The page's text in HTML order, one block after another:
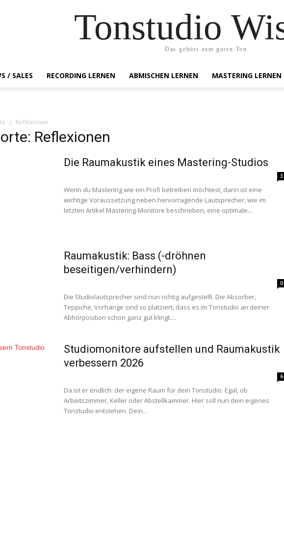
Tonstudio
Das gehört zum guten Ton
/ SALES RECORDING LERNEN ABMISCHEN LERNEN MASTERING LERNEN
Reflexionen
Reflexionen
Die Raumakustik eines Mastering-Studios
3
Wenn du Mastering wie ein Profi betreiben möchtest, dann ist eine
wichtige Voraussetzung neben hervorragende Lautsprecher, wie im
letzten Artikel Mastering-Monitore beschrieben, eine optimale...
Raumakustik: Bass (-dröhnen
beseitigen/verhindern)
0
Die Studiolautsprecher sind nun richtig aufgestellt. Die Absorber,
Teppiche, Vorhänge sind so platziert, dass es im Tonstudio an deiner
Abhörposition schon ganz gut klingt....
Studiomonitore aufstellen und Raumakustik
verbessern 2026
6
Da ist er endlich: der eigene Raum für dein Tonstudio. Egal, ob
Arbeitszimmer, Keller oder Abstellkammer. Hier soll nun dein eigenes
Tonstudio entstehen. Dein...